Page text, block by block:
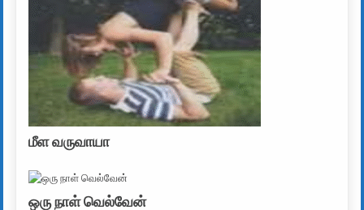
மீள வருவாயா
ஒரு நாள் வெல்வேன்